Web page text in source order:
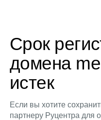
Срок
домена
истек
Если вы хотите
партнеру Руцентра для